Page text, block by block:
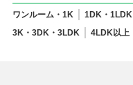
ワンルーム・1K 1DK・1LDK
3K・3DK・3LDK
4LDK以上